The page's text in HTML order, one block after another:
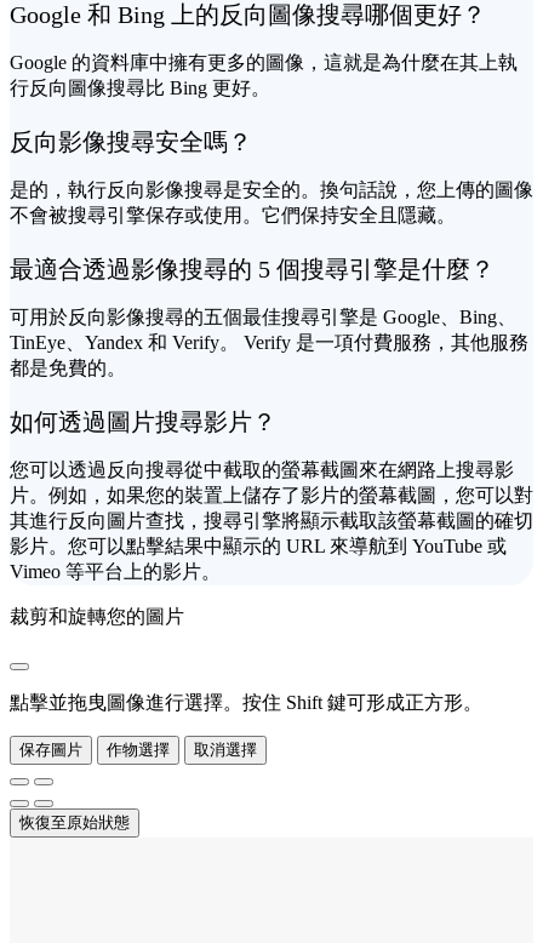
Google 和 Bing 上的反向圖像搜尋哪個更好？
Google 的資料庫中擁有更多的圖像，這就是為什麼在其上執
行反向圖像搜尋比 Bing 更好。
反向影像搜尋安全嗎？
是的，執行反向影像搜尋是安全的。換句話說，您上傳的圖像
不會被搜尋引擎保存或使用。它們保持安全且隱藏。
最適合透過影像搜尋的 5 個搜尋引擎是什麼？
可用於反向影像搜尋的五個最佳搜尋引擎是 Google、Bing、
TinEye、Yandex 和 Verify。 Verify 是一項付費服務，其他服務
都是免費的。
如何透過圖片搜尋影片？
您可以透過反向搜尋從中截取的螢幕截圖來在網路上搜尋影
片。例如，如果您的裝置上儲存了影片的螢幕截圖，您可以對
其進行反向圖片查找，搜尋引擎將顯示截取該螢幕截圖的確切
影片。您可以點擊結果中顯示的 URL 來導航到 YouTube 或
Vimeo 等平台上的影片。
裁剪和旋轉您的圖片
點擊並拖曳圖像進行選擇。按住 Shift 鍵可形成正方形。
保存圖片 作物選擇 取消選擇
恢復至原始狀態